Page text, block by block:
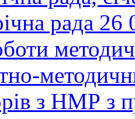
рада 26
з НМР з